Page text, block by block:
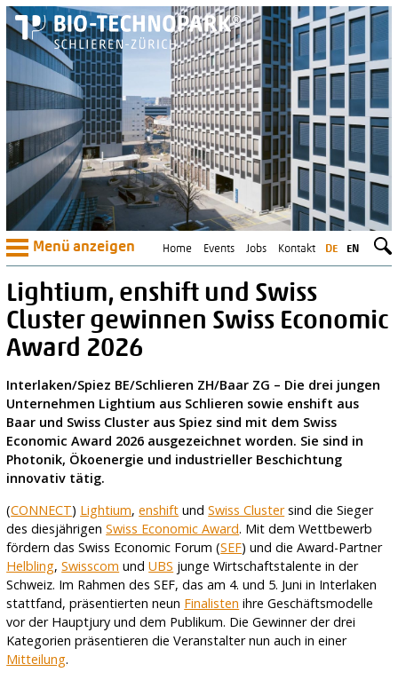
Menü anzeigen DE EN
Home Events Jobs Kontakt
Lightium, enshift und Swiss
Cluster gewinnen Swiss Economic
Award 2026
Interlaken/Spiez BE/Schlieren ZH/Baar ZG – Die drei jungen
Unternehmen Lightium aus Schlieren sowie enshift aus
Baar und Swiss Cluster aus Spiez sind mit dem Swiss
Economic Award 2026 ausgezeichnet worden. Sie sind in
Photonik, Ökoenergie und industrieller Beschichtung
innovativ tätig.
(CONNECT) Lightium,enshift undSwiss Clustersind die Sieger
des diesjährigenSwiss Economic Award. Mit dem Wettbewerb
fördern das Swiss Economic Forum (SEF) und die Award-Partner
Helbling,Swisscom undUBS junge Wirtschaftstalente in der
Schweiz. Im Rahmen des SEF, das am 4. und 5. Juni in Interlaken
stattfand, präsentierten neun Finalisten ihre Geschäftsmodelle
vor der Hauptjury und dem Publikum. Die Gewinner der drei
Kategorien präsentieren die Veranstalter nun auch in einer
Mitteilung.